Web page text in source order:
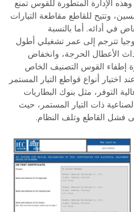
الإدارة المتطورة للقوس تمنع
وتتيح للقاطع مقاطعة التيارات
في أدائه. أما بالنسبة
تترجم إلى عمر تشغيلي أطول
الأعطال الحرجة، وانخفاض
إطفاء القوس التصنيف الخاص
أنواع قواطع التيار المستمر
التوفر، مثل بنوك البطاريات
ذات التيار المستمر، حيث
فشل القاطع وتلف النظام.